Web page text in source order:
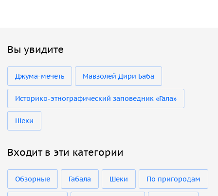
Вы увидите
Джума-мечеть Мавзолей Дири Баба
Историко-этнографический заповедник «Гала»
Шеки
Входит в эти категории
Обзорные Габала Шеки По пригородам